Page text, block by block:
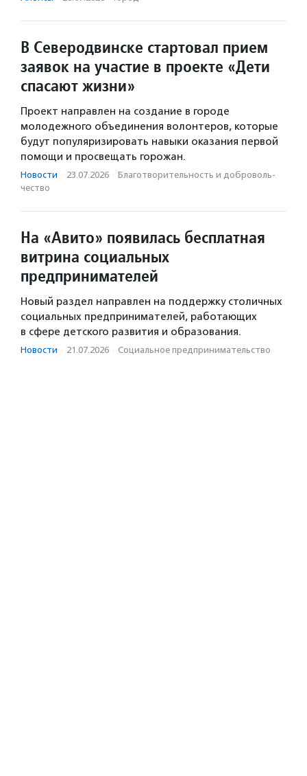
В Северодвинске стартовал прием
заявок на участие в проекте «Дети
спасают жизни»
Проект направлен на создание в городе
молодежного объединения волонтеров, которые
будут популяризировать навыки оказания первой
помощи и просвещать горожан.
Новости · 23.07.2026 · Благотвори­тель­ность и доброволь­
чест­во
На «Авито» появилась бесплатная
витрина социальных
предпринимателей
Новый раздел направлен на поддержку столичных
социальных предпринимателей, работающих
в сфере детского развития и образования.
Новости · 21.07.2026 · Социальное предпри­нима­тель­ство